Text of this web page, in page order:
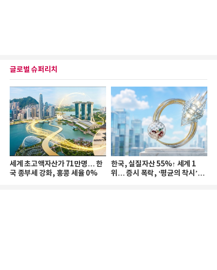
글로벌 슈퍼리치
세계 초고액자산가 71만명… 한
국 종부세 강화, 홍콩 세율 0%
한국, 실질자산 55%↑ 세계 1
위… 증시 폭락, ‘평균의 착시’와